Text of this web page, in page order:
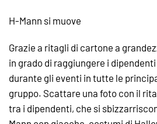
H-Mann si muove
Grazie a ritagli di cartone a
in grado di raggiungere i
durante gli eventi in tutte le
gruppo. Scattare una foto con il
tra i dipendenti, che si